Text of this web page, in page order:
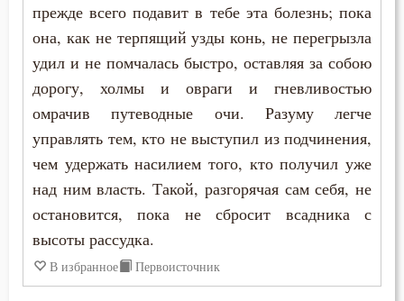
прежде всего подавит в тебе эта болезнь; пока
она, как не терпящий узды конь, не перегрызла
удил и не помчалась быстро, оставляя за собою
дорогу, холмы и овраги и гневливостью
омрачив путеводные очи. Разуму легче
управлять тем, кто не выступил из подчинения,
чем удержать насилием того, кто получил уже
над ним власть. Такой, разгорячая сам себя, не
остановится, пока не сбросит всадника с
высоты рассудка.
В избранное Первоисточник